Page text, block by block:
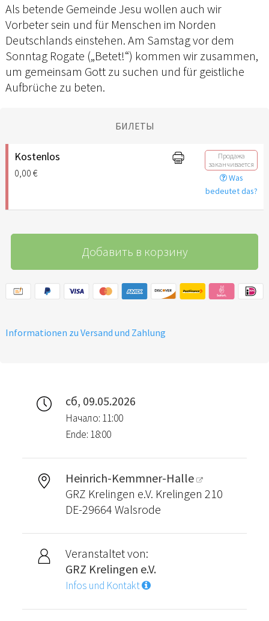
Als betende Gemeinde Jesu wollen auch wir
Vorbeter sein und für Menschen im Norden
Deutschlands einstehen. Am Samstag vor dem
Sonntag Rogate („Betet!“) kommen wir zusammen,
um gemeinsam Gott zu suchen und für geistliche
Aufbrüche zu beten.
БИЛЕТЫ
Kostenlos
0,00 €
Продажа
заканчивается
Was
bedeutet das?
Добавить в корзину
Informationen zu Versand und Zahlung
сб, 09.05.2026
Начало: 11:00
Ende: 18:00
Heinrich-Kemmner-Halle
GRZ Krelingen e.V. Krelingen 210
DE-29664 Walsrode
Veranstaltet von:
GRZ Krelingen e.V.
Infos und Kontakt